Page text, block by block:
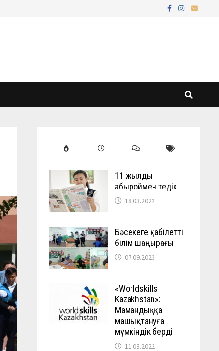
11 жылды
абыроймен өтедік…
18.03.2022
Бәсекеге қабілетті
білім шаңырағы
07.09.2023
«Worldskills
Kazakhstan»:
Мамандыққа
машықтануға
мүмкіндік берді
11.03.2022